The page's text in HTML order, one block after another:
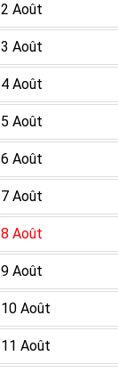
2 Août
3 Août
4 Août
5 Août
6 Août
7 Août
8 Août
9 Août
10 Août
11 Août